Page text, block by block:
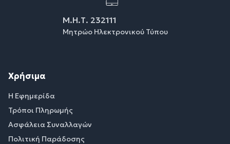
Μ.Η.Τ. 232111
Μητρώο Ηλεκτρονικού Τύπου
Χρήσιμα
Η Εφημερίδα
Τρόποι Πληρωμής
Ασφάλεια Συναλλαγών
Πολιτική Παράδοσης